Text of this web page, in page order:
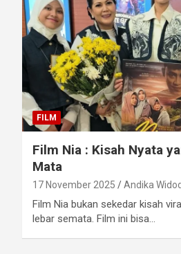
FILM
Film Nia : Kisah Nyata
Mata
17 November 2025 Andika
Film Nia bukan sekedar kisah
lebar semata. Film ini bisa…